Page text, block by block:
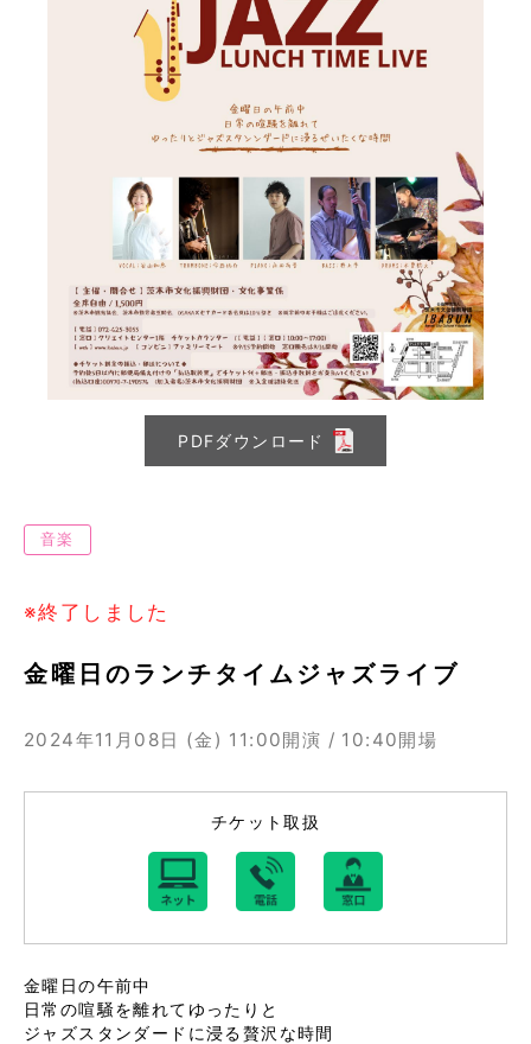
PDFダウンロード
音楽
※終了しました
金曜日のランチタイムジャズライブ
2024年11月08日 (金) 11:00開演 / 10:40開場
チケット取扱
金曜日の午前中
日常の喧騒を離れてゆったりと
ジャズスタンダードに浸る贅沢な時間